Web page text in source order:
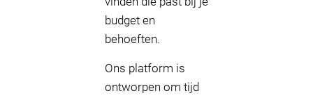
budget en
behoeften.
Ons platform is
ontworpen om tijd